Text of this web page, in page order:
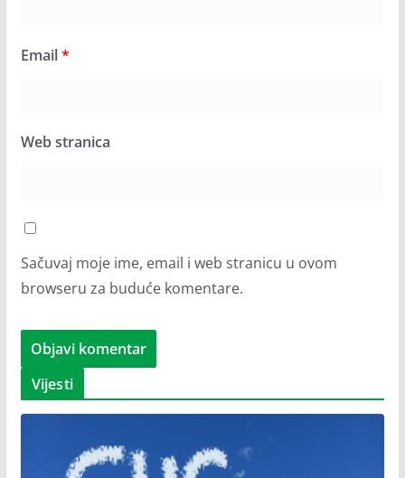
Email*
Web stranica
Sačuvaj moje ime, email i web stranicu u ovom
browseru za buduće komentare.
Vijesti